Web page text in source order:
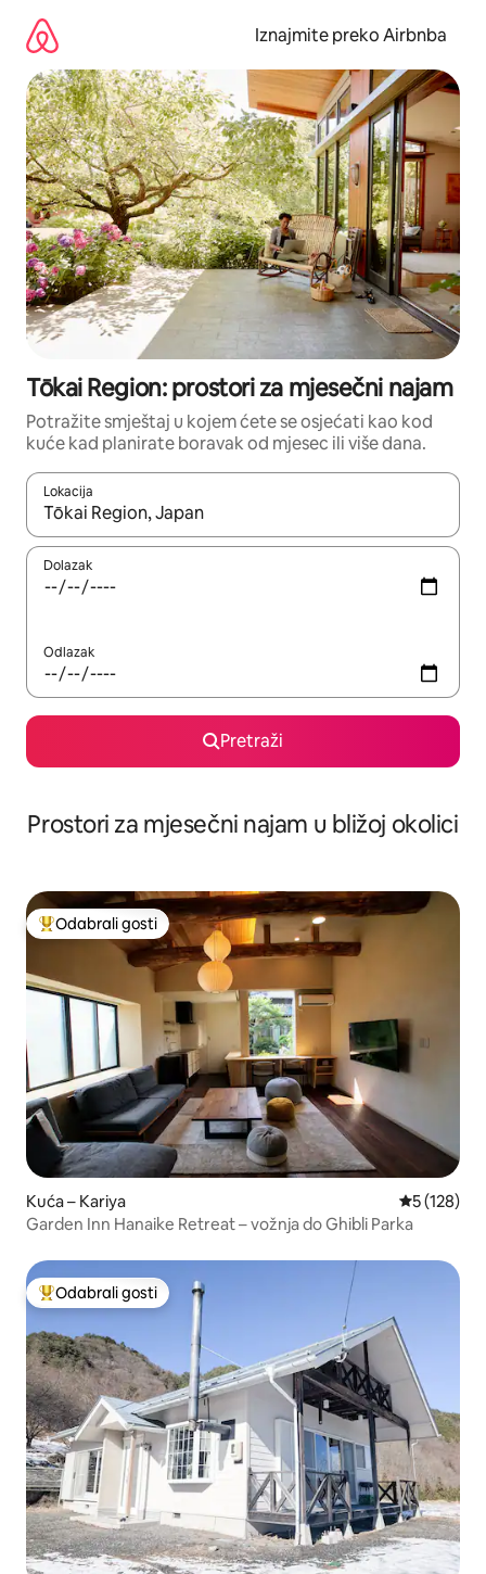
sadržaj
Iznajmite preko Airbnba
Tōkai Region: prostori za mjesečni najam
Potražite smještaj u kojem ćete se osjećati kao kod
kuće kad planirate boravak od mjesec ili više dana.
Lokacija
Kada budu dostupni rezultati, moći ćete ih pregledati
Dolazak
Odlazak
Pretraži
Prostori za mjesečni najam u bližoj okolici
Među najviše rangiranima s oznakom „Odabrali gosti”
Odabrali gosti
Kuća – Kariya Prosječna
5 (128)
Garden Inn Hanaike Retreat – vožnja do Ghibli Parka
Među najviše rangiranima s oznakom „Odabrali gosti”
Odabrali gosti